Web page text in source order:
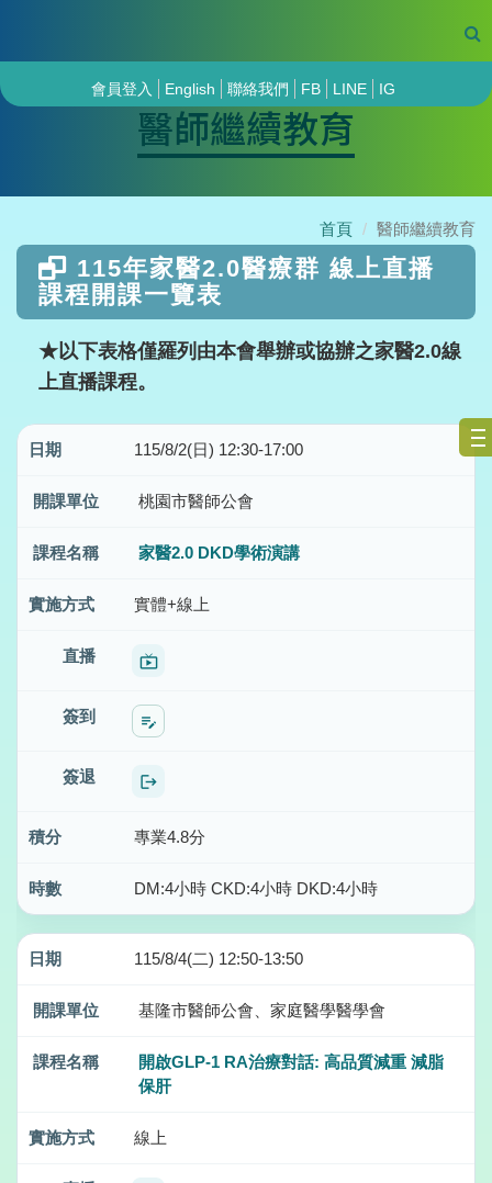
會員登入 English 聯絡我們 FB LINE IG
醫師繼續教育
首頁 醫師繼續教育
115年家醫2.0醫療群 線上直播
課程開課一覽表
★以下表格僅羅列由本會舉辦或協辦之家醫2.0線
上直播課程。
115/8/2(日) 12:30-17:00
桃園市醫師公會
家醫2.0 DKD學術演講
實體+線上
live_tv
edit_note
logout
專業4.8分
DM:4小時 CKD:4小時 DKD:4小時
115/8/4(二) 12:50-13:50
基隆市醫師公會、家庭醫學醫學會
開啟GLP-1 RA治療對話: 高品質減重 減脂
保肝
線上